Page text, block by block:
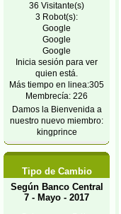
36 Visitante(s)
3 Robot(s):
Google
Google
Google
Inicia sesión para ver
quien está.
Más tiempo en linea:305
Membrecía: 226
Damos la Bienvenida a
nuestro nuevo miembro:
kingprince
Tipo de Cambio
Según Banco Central
7 - Mayo - 2017